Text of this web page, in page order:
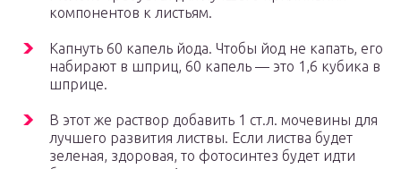
компонентов к листьям.
Капнуть 60 капель йода. Чтобы йод не капать, его
набирают в шприц, 60 капель — это 1,6 кубика в
шприце.
В этот же раствор добавить 1 ст.л. мочевины для
лучшего развития листвы. Если листва будет
зеленая, здоровая, то фотосинтез будет идти